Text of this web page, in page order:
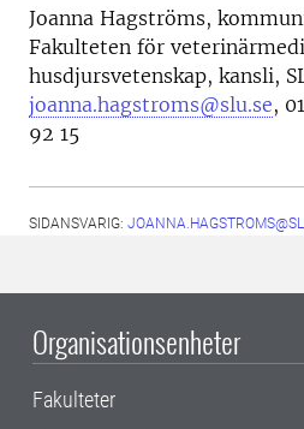
Joanna Hagströms,
Fakulteten för
husdjursvetenskap, kansli,
joanna.hagstroms@slu.se,
92 15
SIDANSVARIG:
Organisationsenheter
Fakulteter